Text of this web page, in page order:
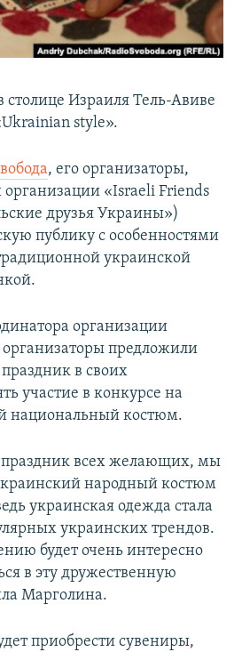
столице Израиля Тель-Авиве
style».
, его организаторы,
«Israeli Friends
друзья Украины»)
публику с особенностями
украинской
организации
предложили
в своих
участие в конкурсе на
национальный костюм.
всех желающих, мы
народный костюм
украинская одежда стала
украинских трендов.
будет очень интересно
в эту дружественную
Марголина.
приобрести сувениры,